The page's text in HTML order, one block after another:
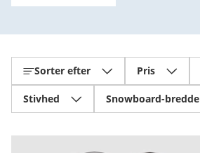
Sorter efter Pris
Stivhed Snowboard-bredde